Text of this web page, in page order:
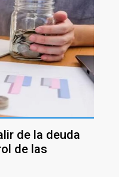
de la deuda
de las